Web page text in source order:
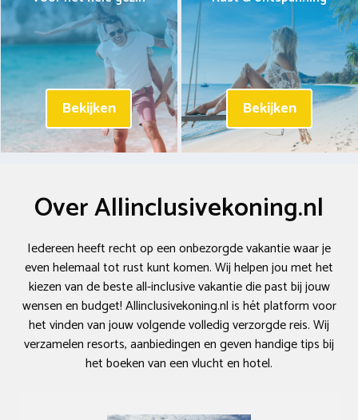
Bekijken Bekijken
Over Allinclusivekoning.nl
Iedereen heeft recht op een onbezorgde vakantie waar je
even helemaal tot rust kunt komen. Wij helpen jou met het
kiezen van de beste all-inclusive vakantie die past bij jouw
wensen en budget! Allinclusivekoning.nl is hét platform voor
het vinden van jouw volgende volledig verzorgde reis. Wij
verzamelen resorts, aanbiedingen en geven handige tips bij
het boeken van een vlucht en hotel.